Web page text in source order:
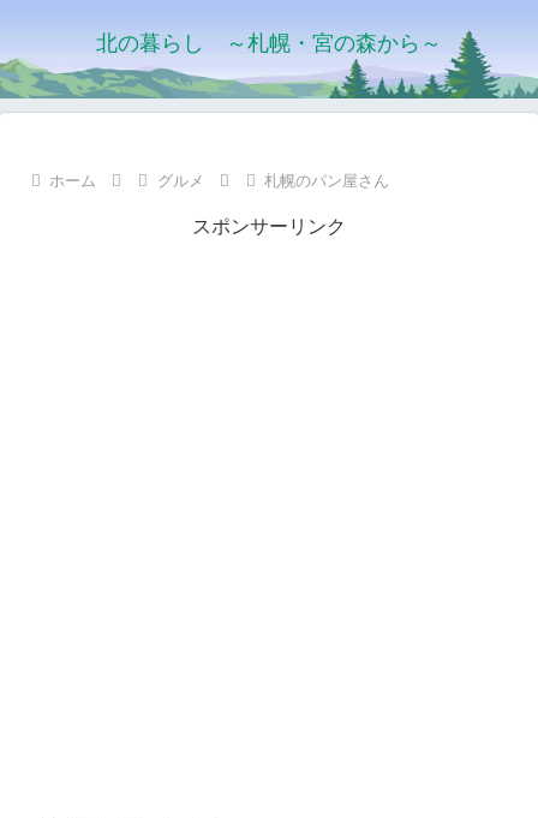
北の暮らし ～札幌・宮の森から～
ホーム グルメ 札幌のパン屋さん
スポンサーリンク